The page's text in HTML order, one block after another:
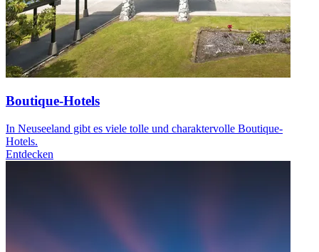
Boutique-Hotels
In Neuseeland gibt es viele tolle und charaktervolle Boutique-
Hotels.
Entdecken